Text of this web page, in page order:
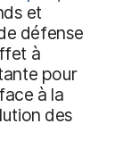
et
défense
à
pour
à la
des